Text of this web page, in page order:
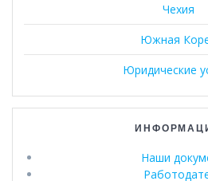
Чехия
Южная
Юридические
Наши